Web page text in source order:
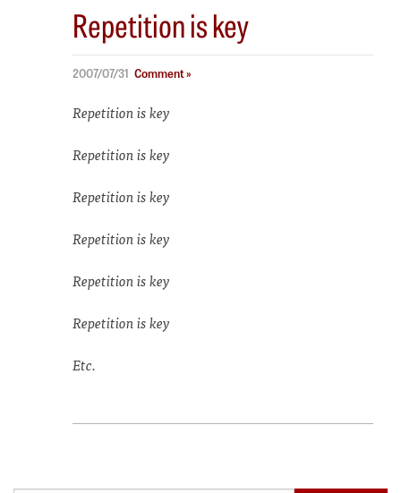
Repetition is key
2007/07/31 Comment »
Repetition is key
Repetition is key
Repetition is key
Repetition is key
Repetition is key
Repetition is key
Etc.